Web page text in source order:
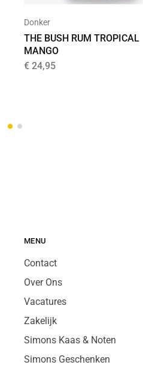
Donker
THE BUSH RUM TROPICAL
MANGO
€ 24,95
MENU
Contact
Over Ons
Vacatures
Zakelijk
Simons Kaas & Noten
Simons Geschenken